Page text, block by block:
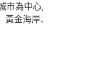
為中心，
金海岸、